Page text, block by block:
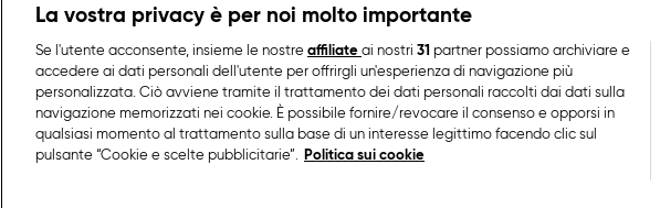
La vostra privacy è per noi molto importante
Se l'utente acconsente, insieme le nostre affiliate ai nostri 31 partner possiamo archiviare e
accedere ai dati personali dell'utente per offrirgli un'esperienza di navigazione più
personalizzata. Ciò avviene tramite il trattamento dei dati personali raccolti dai dati sulla
navigazione memorizzati nei cookie. È possibile fornire/revocare il consenso e opporsi in
qualsiasi momento al trattamento sulla base di un interesse legittimo facendo clic sul
pulsante “Cookie e scelte pubblicitarie”.
Politica sui cookie